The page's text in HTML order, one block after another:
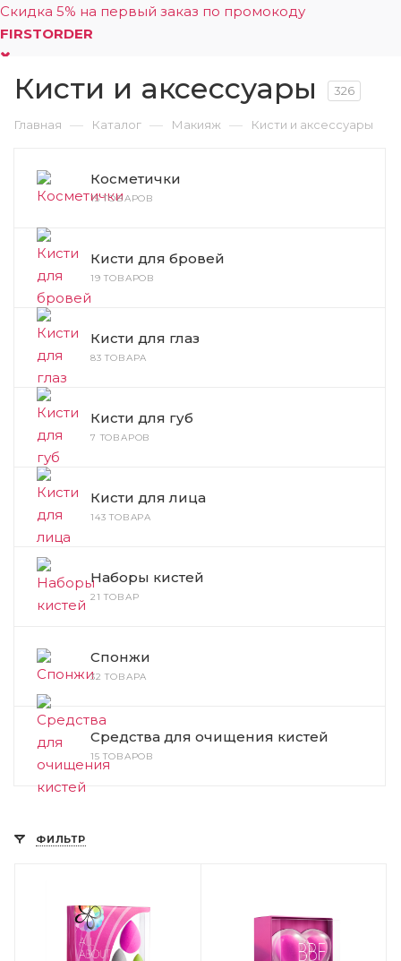
Скидка 5% на первый заказ по промокоду
FIRSTORDER
Кисти и аксессуары 326
Главная — Каталог — Макияж — Кисти и аксессуары
Косметички
15 ТОВАРОВ
Кисти для бровей
19 ТОВАРОВ
Кисти для глаз
83 ТОВАРА
Кисти для губ
7 ТОВАРОВ
Кисти для лица
143 ТОВАРА
Наборы кистей
21 ТОВАР
Спонжи
32 ТОВАРА
Средства для очищения кистей
15 ТОВАРОВ
ФИЛЬТР